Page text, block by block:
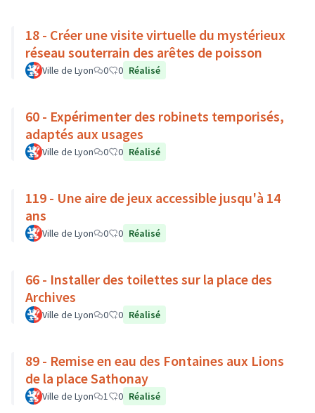
18 - Créer une visite virtuelle du mystérieux
réseau souterrain des arêtes de poisson
Ville de Lyon 0 0 Réalisé
60 - Expérimenter des robinets temporisés,
adaptés aux usages
Ville de Lyon 0 0 Réalisé
119 - Une aire de jeux accessible jusqu'à 14
ans
Ville de Lyon 0 0 Réalisé
66 - Installer des toilettes sur la place des
Archives
Ville de Lyon 0 0 Réalisé
89 - Remise en eau des Fontaines aux Lions
de la place Sathonay
Ville de Lyon 1 0 Réalisé